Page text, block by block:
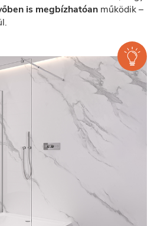
is megbízhatóan működik –